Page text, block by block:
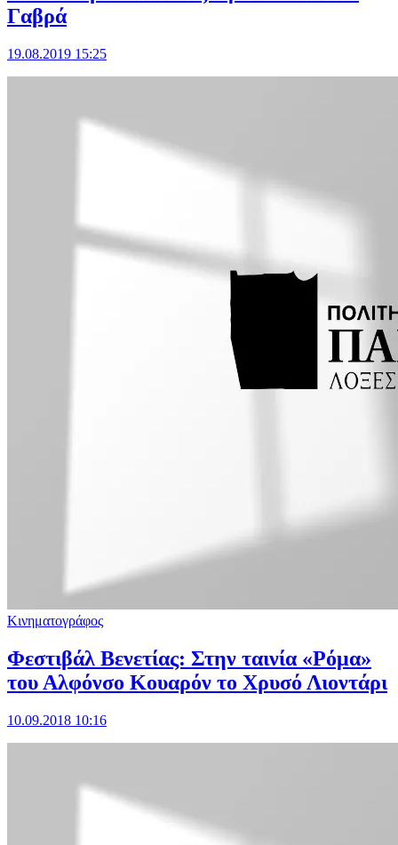
Γαβρά
19.08.2019 15:25
Κινηματογράφος
Φεστιβάλ Βενετίας: Στην ταινία «Ρόμα»
του Αλφόνσο Κουαρόν το Χρυσό Λιοντάρι
10.09.2018 10:16